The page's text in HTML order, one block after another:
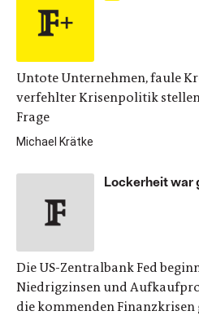
Untote Unternehmen, faule
verfehlter Krisenpolitik
Frage
Michael Krätke
Lockerheit war
Die US-Zentralbank Fed
Niedrigzinsen und
die kommenden Finanzkrisen